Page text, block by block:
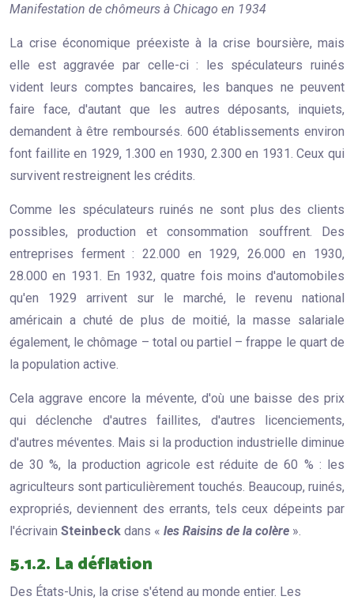
Manifestation de chômeurs à Chicago en 1934
La crise économique préexiste à la crise boursière, mais
elle est aggravée par celle-ci : les spéculateurs ruinés
vident leurs comptes bancaires, les banques ne peuvent
faire face, d'autant que les autres déposants, inquiets,
demandent à être remboursés. 600 établissements environ
font faillite en 1929, 1.300 en 1930, 2.300 en 1931. Ceux qui
survivent restreignent les crédits.
Comme les spéculateurs ruinés ne sont plus des clients
possibles, production et consommation souffrent. Des
entreprises ferment : 22.000 en 1929, 26.000 en 1930,
28.000 en 1931. En 1932, quatre fois moins d'automobiles
qu'en 1929 arrivent sur le marché, le revenu national
américain a chuté de plus de moitié, la masse salariale
également, le chômage – total ou partiel – frappe le quart de
la population active.
Cela aggrave encore la mévente, d'où une baisse des prix
qui déclenche d'autres faillites, d'autres licenciements,
d'autres méventes. Mais si la production industrielle diminue
de 30 %, la production agricole est réduite de 60 % : les
agriculteurs sont particulièrement touchés. Beaucoup, ruinés,
expropriés, deviennent des errants, tels ceux dépeints par
l'écrivain Steinbeck dans « les Raisins de la colère ».
5.1.2. La déflation
Des États-Unis, la crise s'étend au monde entier. Les